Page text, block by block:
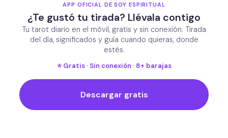
APP OFICIAL DE SOY ESPIRITUAL
¿Te gustó tu tirada? Llévala contigo
Tu tarot diario en el móvil, gratis y sin conexión. Tirada
del día, significados y guía cuando quieras, donde
estés.
⭐ Gratis · Sin conexión · 8+ barajas
Descargar gratis